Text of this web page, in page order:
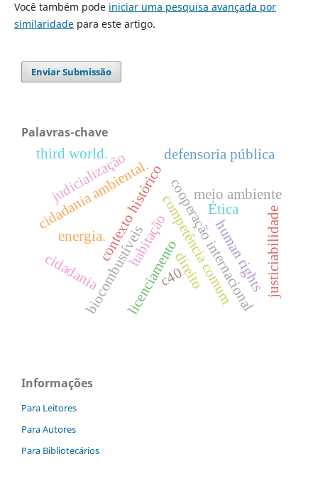
Você também pode iniciar uma pesquisa avançada por
similaridadepara este artigo.
Enviar Submissão
Palavras-chave
biocombustíveis
contexto históricocooperação internacional
energia. competência comum
licenciamento
meio ambiente
direito
Ética
cidadania
cidadania ambiental.
judicialização defensoria pública
habitação human rights
third world.
c40 justiciabilidade
Informações
Para Leitores
Para Autores
Para Bibliotecários